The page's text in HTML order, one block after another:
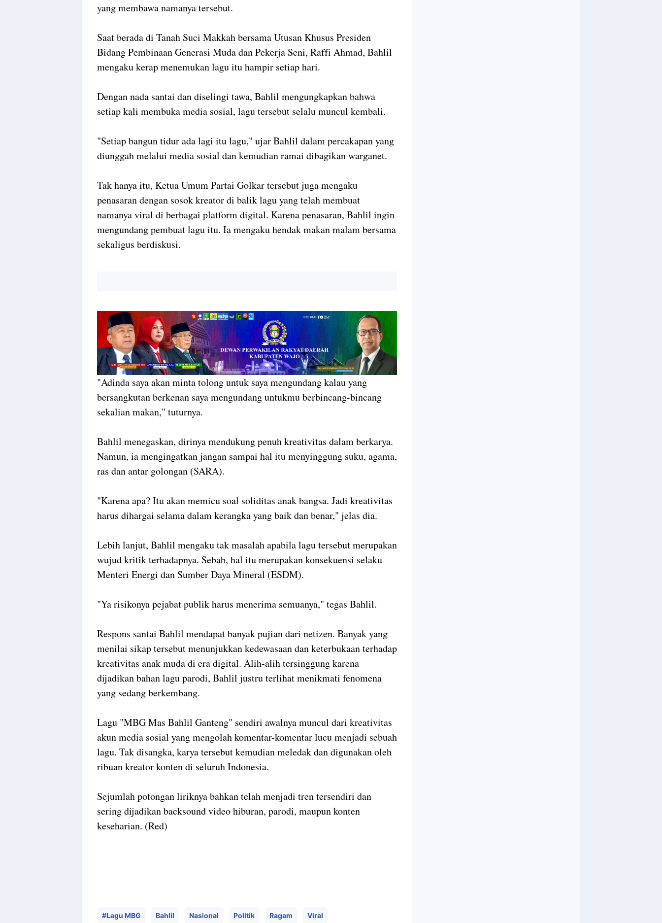
yang membawa namanya tersebut.
Saat berada di Tanah Suci Makkah bersama Utusan Khusus Presiden
Bidang Pembinaan Generasi Muda dan Pekerja Seni, Raffi Ahmad, Bahlil
mengaku kerap menemukan lagu itu hampir setiap hari.
Dengan nada santai dan diselingi tawa, Bahlil mengungkapkan bahwa
setiap kali membuka media sosial, lagu tersebut selalu muncul kembali.
"Setiap bangun tidur ada lagi itu lagu," ujar Bahlil dalam percakapan yang
diunggah melalui media sosial dan kemudian ramai dibagikan warganet.
Tak hanya itu, Ketua Umum Partai Golkar tersebut juga mengaku
penasaran dengan sosok kreator di balik lagu yang telah membuat
namanya viral di berbagai platform digital. Karena penasaran, Bahlil ingin
mengundang pembuat lagu itu. Ia mengaku hendak makan malam bersama
sekaligus berdiskusi.
"Adinda saya akan minta tolong untuk saya mengundang kalau yang
bersangkutan berkenan saya mengundang untukmu berbincang-bincang
sekalian makan," tuturnya.
Bahlil menegaskan, dirinya mendukung penuh kreativitas dalam berkarya.
Namun, ia mengingatkan jangan sampai hal itu menyinggung suku, agama,
ras dan antar golongan (SARA).
"Karena apa? Itu akan memicu soal soliditas anak bangsa. Jadi kreativitas
harus dihargai selama dalam kerangka yang baik dan benar," jelas dia.
Lebih lanjut, Bahlil mengaku tak masalah apabila lagu tersebut merupakan
wujud kritik terhadapnya. Sebab, hal itu merupakan konsekuensi selaku
Menteri Energi dan Sumber Daya Mineral (ESDM).
"Ya risikonya pejabat publik harus menerima semuanya," tegas Bahlil.
Respons santai Bahlil mendapat banyak pujian dari netizen. Banyak yang
menilai sikap tersebut menunjukkan kedewasaan dan keterbukaan terhadap
kreativitas anak muda di era digital. Alih-alih tersinggung karena
dijadikan bahan lagu parodi, Bahlil justru terlihat menikmati fenomena
yang sedang berkembang.
Lagu "MBG Mas Bahlil Ganteng" sendiri awalnya muncul dari kreativitas
akun media sosial yang mengolah komentar-komentar lucu menjadi sebuah
lagu. Tak disangka, karya tersebut kemudian meledak dan digunakan oleh
ribuan kreator konten di seluruh Indonesia.
Sejumlah potongan liriknya bahkan telah menjadi tren tersendiri dan
sering dijadikan backsound video hiburan, parodi, maupun konten
keseharian. (Red)
#Lagu MBG Bahlil Nasional Politik Ragam Viral